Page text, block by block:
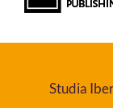
Studia